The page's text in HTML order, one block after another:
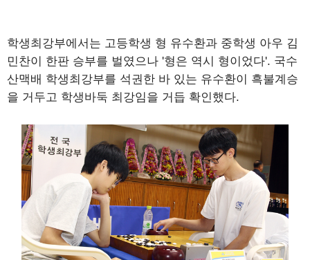
학생최강부에서는 고등학생 형 유수환과 중학생 아우 김
민찬이 한판 승부를 벌였으나 '형은 역시 형이었다'. 국수
산맥배 학생최강부를 석권한 바 있는 유수환이 흑불계승
을 거두고 학생바둑 최강임을 거듭 확인했다.